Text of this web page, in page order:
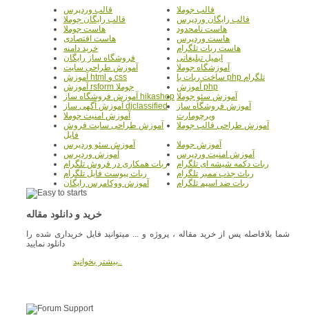
قالب جوملا
قالب وردپرس
قالب رایگان وردپرس
قالب رایگان جوملا
هاست نامحدود
هاست جوملا
هاست وردپرس
هاست اقتصادی
هاست ربات تلگرام
خرید دامنه
ایمیل تبلیغاتی
فروشگاه ساز رایگان
آموزشگاه جوملا
آموزش طراحی سایت
ساخت ربات با php تلگرام
آموزش html و css
آموزش php
آموزش rsform جوملا
آموزش سئو جوملا آموزش فروشگاه ساز hikashop
آموزش فروشگاه ساز
ویرچومارت
آموزش آگهی ساز djclassified
آموزش امنیت جوملا
آموزش طراحی قالب جوملا
آموزش طراحی سایت فروش
فایل
آموزش جوملا
آموزش سئو وردپرس
آموزش امنیت وردپرس
آموزش وردپرس
ربات دکمه شیشه ای تلگرام
ربات همکاری در فروش تلگرام
ربات جذب ممبر تلگرام
ربات پیوست فایل تلگرام
ربات ضد اسپم تلگرام
آموزش ووکامرس رایگان
خرید و دانلود مقاله
شما بلافاصله پس از خرید مقاله ، پروژه و ... میتوانید فایل خریداری شده را
دانلود نمایید
بیشتر بخوانید..